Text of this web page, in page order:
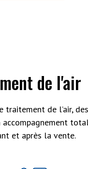
de l'air
traitement de l’air, des
et après la vente.